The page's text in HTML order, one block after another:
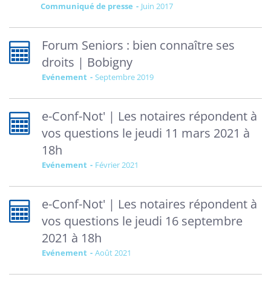
Communiqué de presse juin 2017
Forum Seniors : bien connaître ses
droits | Bobigny
Evénement septembre 2019
e-Conf-Not' | Les notaires répondent à
vos questions le jeudi 11 mars 2021 à
18h
Evénement février 2021
e-Conf-Not' | Les notaires répondent à
vos questions le jeudi 16 septembre
2021 à 18h
Evénement août 2021